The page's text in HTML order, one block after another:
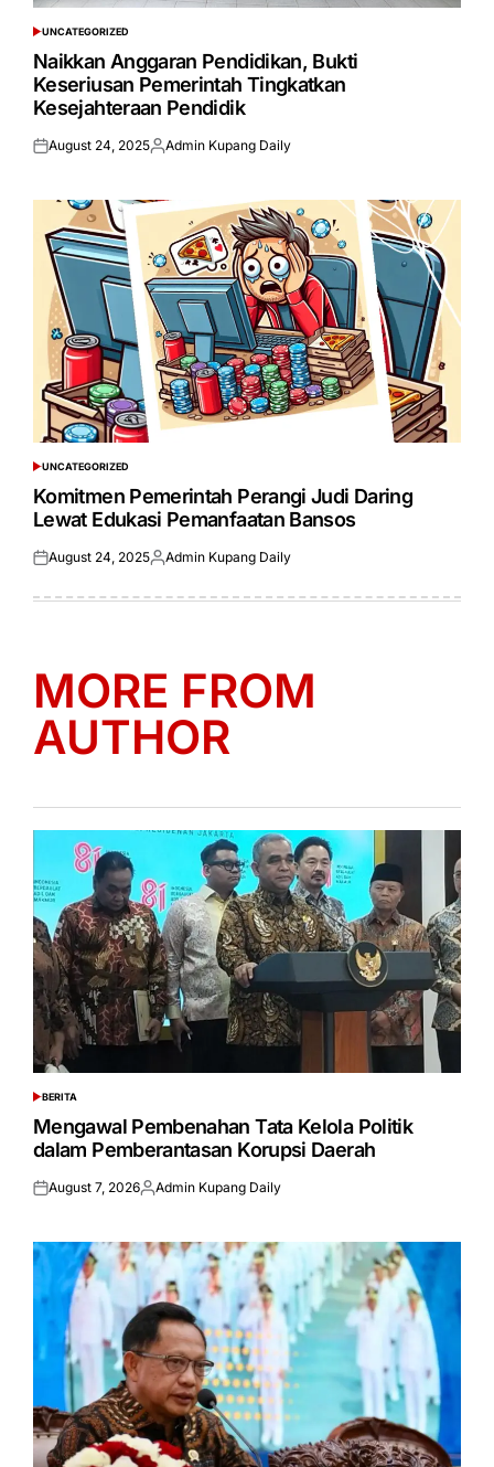
POSTED
IN
UNCATEGORIZED
Naikkan Anggaran Pendidikan, Bukti
Keseriusan Pemerintah Tingkatkan
Kesejahteraan Pendidik
Posted
August 24, 2025Posted
Admin Kupang Daily
POSTED
IN
UNCATEGORIZED
Komitmen Pemerintah Perangi Judi Daring
Lewat Edukasi Pemanfaatan Bansos
Posted
August 24, 2025Posted
Admin Kupang Daily
MORE FROM
AUTHOR
POSTED
IN
BERITA
Mengawal Pembenahan Tata Kelola Politik
dalam Pemberantasan Korupsi Daerah
Posted
August 7, 2026Posted
Admin Kupang Daily